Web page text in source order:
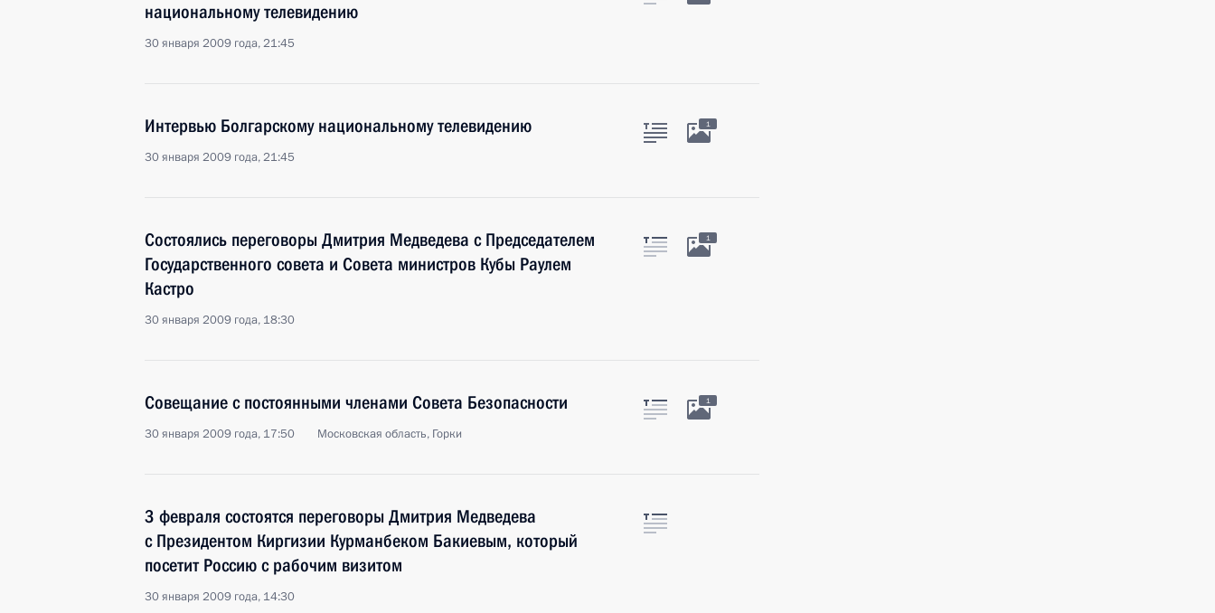
национальному телевидению
30 января 2009 года, 21:45
Интервью Болгарскому национальному телевидению
30 января 2009 года, 21:45
1
Состоялись переговоры Дмитрия Медведева с Председателем
Государственного совета и Совета министров Кубы Раулем
Кастро
30 января 2009 года, 18:30
1
Совещание с постоянными членами Совета Безопасности
30 января 2009 года, 17:50 Московская область, Горки
1
3 февраля состоятся переговоры Дмитрия Медведева
с Президентом Киргизии Курманбеком Бакиевым, который
посетит Россию с рабочим визитом
30 января 2009 года, 14:30